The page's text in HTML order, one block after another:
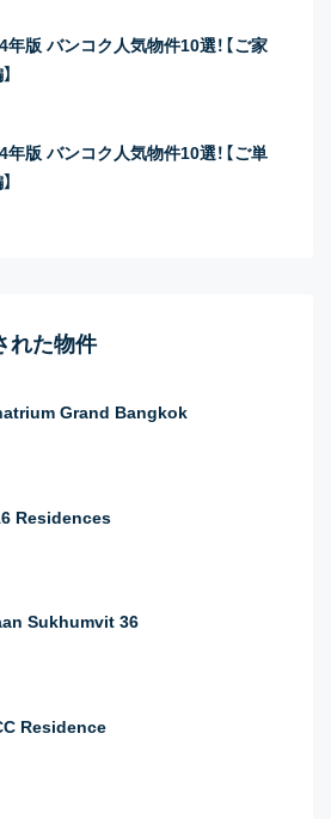
年版 バンコク人気物件10選！【ご家
年版 バンコク人気物件10選！【ご単
れた物件
Grand Bangkok
Residences
Sukhumvit 36
Residence